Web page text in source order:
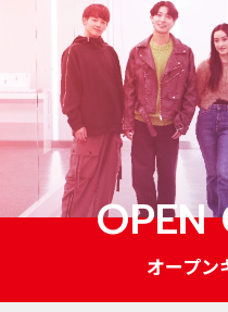
OPEN
オープン